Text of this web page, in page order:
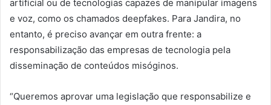
artificial ou de tecnologias capazes de manipular imagens
e voz, como os chamados deepfakes. Para Jandira, no
entanto, é preciso avançar em outra frente: a
responsabilização das empresas de tecnologia pela
disseminação de conteúdos misóginos.
“Queremos aprovar uma legislação que responsabilize e